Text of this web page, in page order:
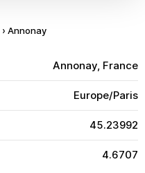
› Annonay
Annonay, France
Europe/Paris
45.23992
4.6707